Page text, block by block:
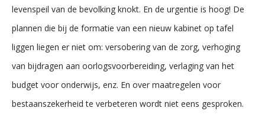
levenspeil van de bevolking knokt. En de urgentie is hoog! De
plannen die bij de formatie van een nieuw kabinet op tafel
liggen liegen er niet om: versobering van de zorg, verhoging
van bijdragen aan oorlogsvoorbereiding, verlaging van het
budget voor onderwijs, enz. En over maatregelen voor
bestaanszekerheid te verbeteren wordt niet eens gesproken.